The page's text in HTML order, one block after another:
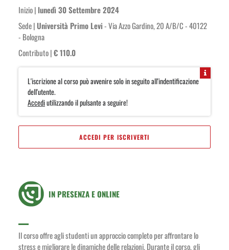
Inizio | lunedì 30 Settembre 2024
Sede |Università Primo Levi- Via Azzo Gardino, 20 A/B/C - 40122
- Bologna
Contributo |€ 110.0
L'iscrizione al corso può avvenire solo in seguito all'indentificazione
dell'utente.
Accediutilizzando il pulsante a seguire!
ACCEDI PER ISCRIVERTI
IN PRESENZA E ONLINE
Il corso offre agli studenti un approccio completo per affrontare lo
stress e migliorare le dinamiche delle relazioni. Durante il corso, gli